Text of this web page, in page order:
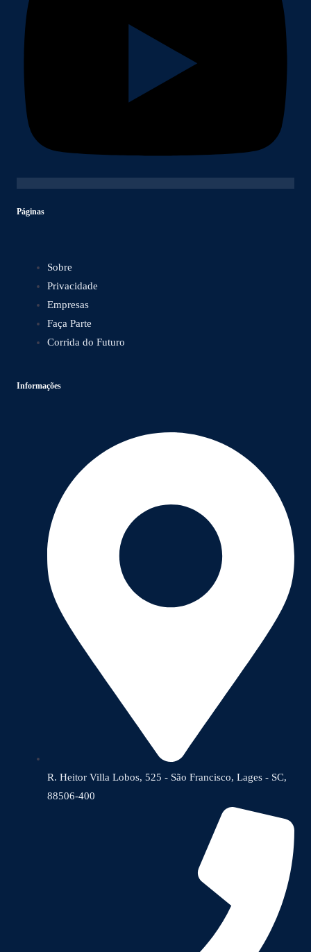
Páginas
Sobre
Privacidade
Empresas
Faça Parte
Corrida do Futuro
Informações
R. Heitor Villa Lobos, 525 - São Francisco, Lages - SC,
88506-400